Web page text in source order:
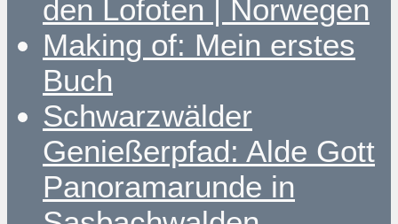
den Lofoten | Norwegen
Making of: Mein erstes
Buch
Schwarzwälder
Genießerpfad: Alde Gott
Panoramarunde in